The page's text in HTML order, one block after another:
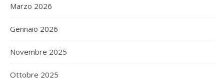
Marzo 2026
Gennaio 2026
Novembre 2025
Ottobre 2025